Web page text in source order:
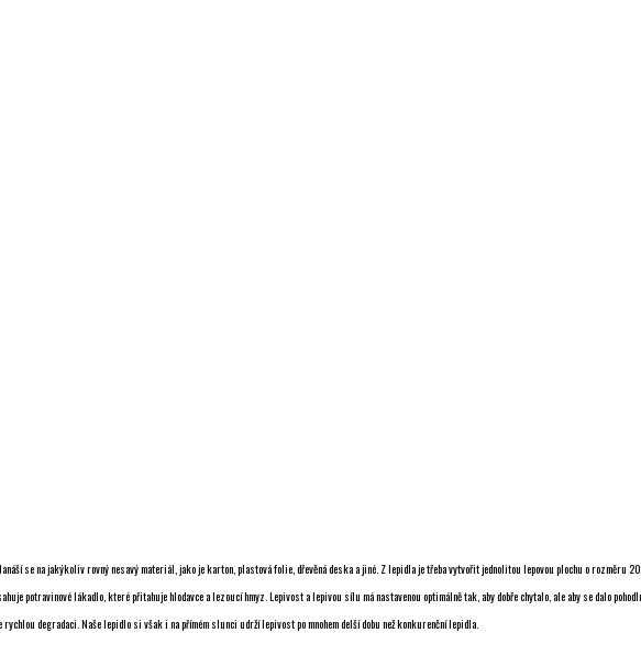
se na jakýkoliv rovný nesavý materiál, jako je karton, plastová folie, dřevěná deska a jiné. Z lepidla je třeba vytvořit jednolitou lepovou plochu o rozměru
potravinové lákadlo, které přitahuje hlodavce a lezoucí hmyz. Lepivost a lepivou sílu má nastavenou optimálně tak, aby dobře chytalo, ale aby se dalo
degradaci. Naše lepidlo si však i na přímém slunci udrží lepivost po mnohem delší dobu než konkurenční lepidla.